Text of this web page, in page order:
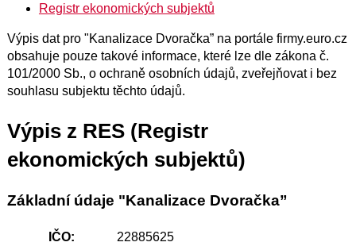
Registr ekonomických subjektů
Výpis dat pro "Kanalizace Dvoračka” na portále firmy.euro.cz
obsahuje pouze takové informace, které lze dle zákona č.
101/2000 Sb., o ochraně osobních údajů, zveřejňovat i bez
souhlasu subjektu těchto údajů.
Výpis z RES (Registr
ekonomických subjektů)
Základní údaje "Kanalizace Dvoračka”
IČO:
22885625